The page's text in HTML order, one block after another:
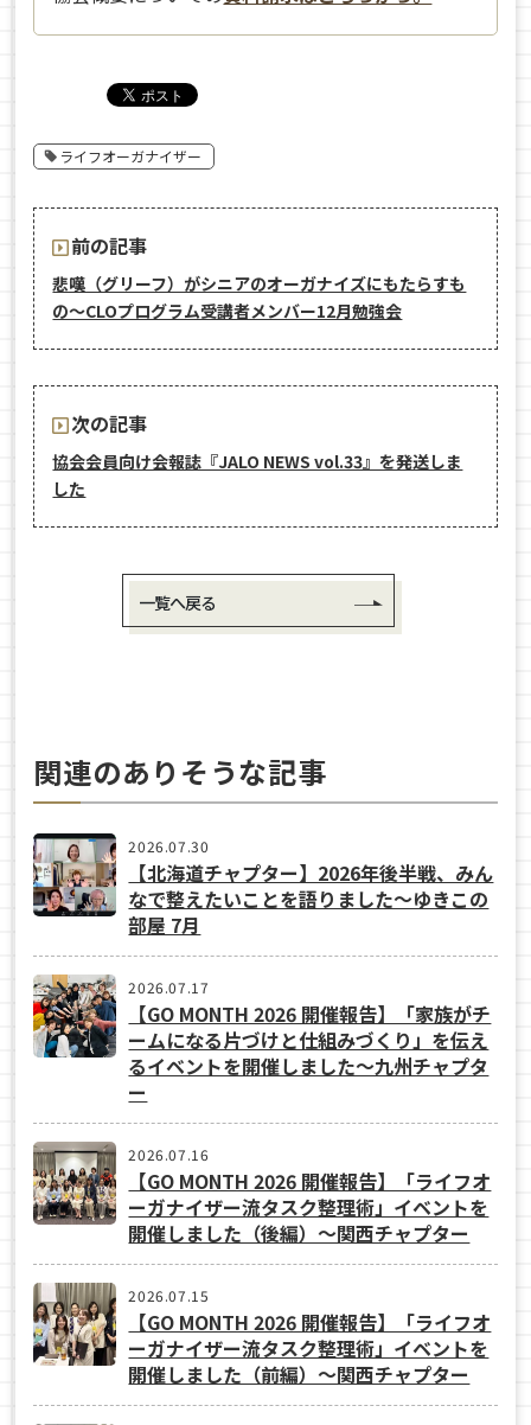
ライフオーガナイザー
前の記事
悲嘆（グリーフ）がシニアのオーガナイズにもたらすも
の〜CLOプログラム受講者メンバー12月勉強会
次の記事
協会会員向け会報誌『JALO NEWS vol.33』を発送しま
した
一覧へ戻る
関連のありそうな記事
2026.07.30
【北海道チャプター】2026年後半戦、みん
なで整えたいことを語りました～ゆきこの
部屋 7月
2026.07.17
【GO MONTH 2026 開催報告】「家族がチ
ームになる片づけと仕組みづくり」を伝え
るイベントを開催しました～九州チャプタ
ー
2026.07.16
【GO MONTH 2026 開催報告】「ライフオ
ーガナイザー流タスク整理術」イベントを
開催しました（後編）～関西チャプター
2026.07.15
【GO MONTH 2026 開催報告】「ライフオ
ーガナイザー流タスク整理術」イベントを
開催しました（前編）～関西チャプター